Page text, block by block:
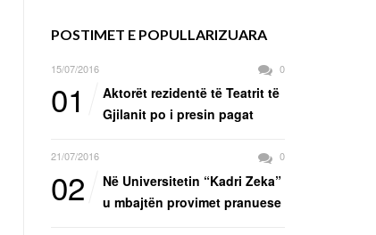
POSTIMET E POPULLARIZUARA
15/07/2016 0
01
Aktorët rezidentë të Teatrit të
Gjilanit po i presin pagat
21/07/2016 0
02
Në Universitetin “Kadri Zeka”
u mbajtën provimet pranuese